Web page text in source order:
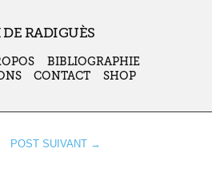
DE RADIGUÈS
BIBLIOGRAPHIE
CONTACT SHOP
POST SUIVANT →